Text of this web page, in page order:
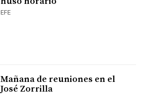
EFE
Mañana de reuniones en el
José Zorrilla